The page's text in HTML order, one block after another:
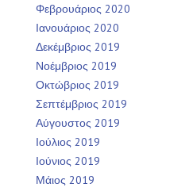
Φεβρουάριος 2020
Ιανουάριος 2020
Δεκέμβριος 2019
Νοέμβριος 2019
Οκτώβριος 2019
Σεπτέμβριος 2019
Αύγουστος 2019
Ιούλιος 2019
Ιούνιος 2019
Μάιος 2019